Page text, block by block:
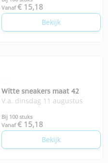
Vanaf € 15,18
Bekijk
Witte sneakers maat 42
V.a. dinsdag 11 augustus
Bij 100 stuks
Vanaf € 15,18
Bekijk